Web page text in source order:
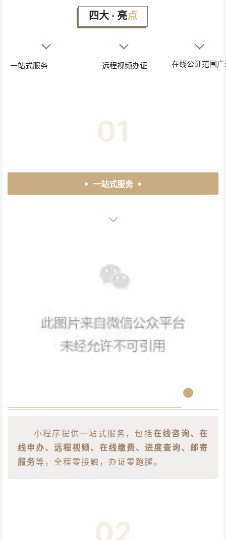
以及
四大 · 亮点
_ _ _
一站式服务 远程视频办证 在线公证范围广
01
一站式服务
小程序提供一站式服务，包括在线咨询、在
线申办、远程视频、在线缴费、进度查询、邮寄
服务等，全程零接触，办证零跑腿。
02